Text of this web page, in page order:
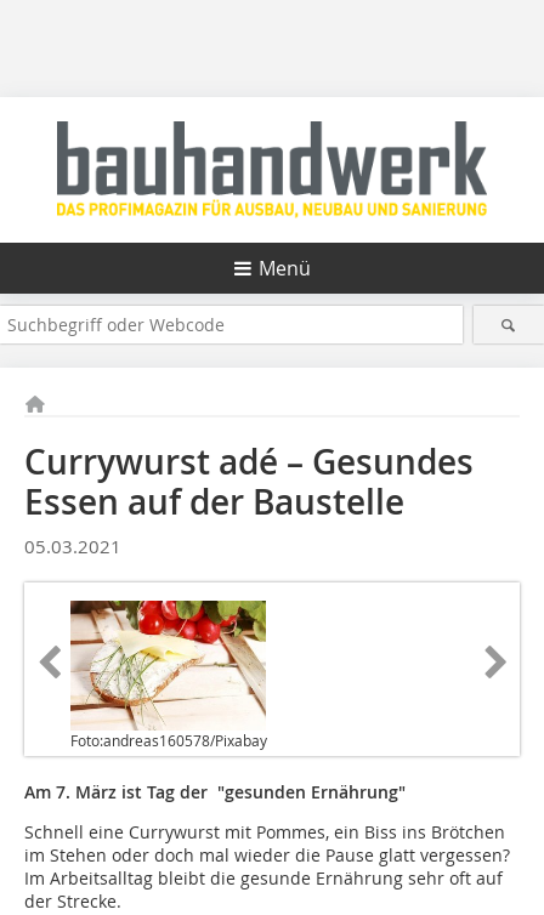
Menü
Currywurst adé – Gesundes
Essen auf der Baustelle
05.03.2021
Foto:andreas160578/Pixabay
Am 7. März ist Tag der "gesunden Ernährung"
Schnell eine Currywurst mit Pommes, ein Biss ins Brötchen
im Stehen oder doch mal wieder die Pause glatt vergessen?
Im Arbeitsalltag bleibt die gesunde Ernährung sehr oft auf
der Strecke.